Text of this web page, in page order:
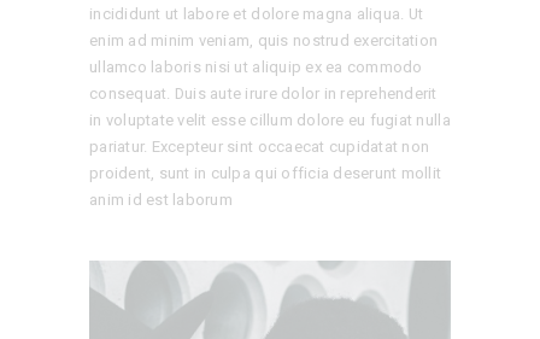
incididunt ut labore et dolore magna aliqua. Ut
enim ad minim veniam, quis nostrud exercitation
ullamco laboris nisi ut aliquip ex ea commodo
consequat. Duis aute irure dolor in reprehenderit
in voluptate velit esse cillum dolore eu fugiat nulla
pariatur. Excepteur sint occaecat cupidatat non
proident, sunt in culpa qui officia deserunt mollit
anim id est laborum